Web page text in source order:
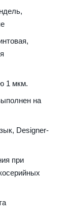
1 мкм.
на
Designer-
при